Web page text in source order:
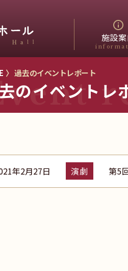
施設
〉 過去のイベントレポート
のイベントレ
年2月27日 演劇 第5